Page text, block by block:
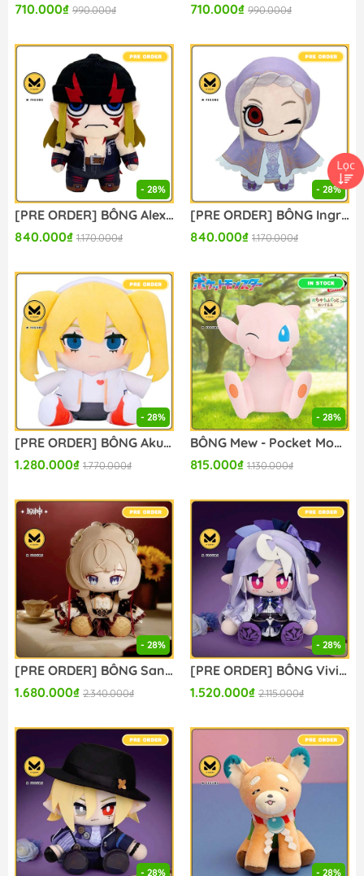
710.000₫ 990.000₫
710.000₫ 990.000₫
- 28%
[PRE ORDER] BÔNG Alex - Street Fighter 6 - Chibi Plush (Capcom) PLUSH CHÍNH HÃNG
840.000₫ 1.170.000₫
- 28%
[PRE ORDER] BÔNG Ingrid - Street Fighter 6 - Chibi Plush (Capcom) PLUSH CHÍNH HÃNG
840.000₫ 1.170.000₫
- 28%
[PRE ORDER] BÔNG Akutagawa Yomuko - Gogh (Good Smile Company) PLUSH CHÍNH HÃNG
1.280.000₫ 1.770.000₫
- 28%
BÔNG Mew - Pocket Monsters - Mecha Mofugutto Nuigurumi - Nikkori Ver. (Bandai Spirits) PLUSH CHÍNH HÃNG
815.000₫ 1.130.000₫
- 28%
[PRE ORDER] BÔNG Sandrone - Genshin Impact - Genshin Impact Theme Series - Osuwari Nuigurumi (miHoYo) PLUSH CHÍNH HÃNG
1.680.000₫ 2.340.000₫
- 28%
[PRE ORDER] BÔNG Vivian Banshee - Zenless Zone Zero - Osuwari Nuigurumi - Zenless Zone Zero BiggieAgents (miHoYo) PLUSH CHÍNH HÃNG
1.520.000₫ 2.115.000₫
- 28% - 28%